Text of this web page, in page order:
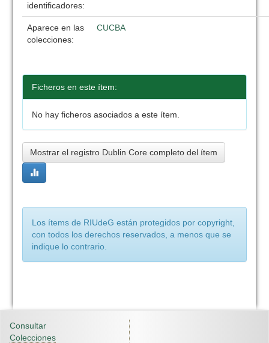
identificadores:
Aparece en las
colecciones:
CUCBA
Ficheros en este ítem:
No hay ficheros asociados a este ítem.
Mostrar el registro Dublin Core completo del ítem
Los ítems de RIUdeG están protegidos por copyright,
con todos los derechos reservados, a menos que se
indique lo contrario.
Consultar
Colecciones